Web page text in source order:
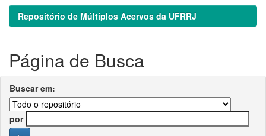
Repositório de Múltiplos Acervos da UFRRJ
Página de Busca
Buscar em:
por